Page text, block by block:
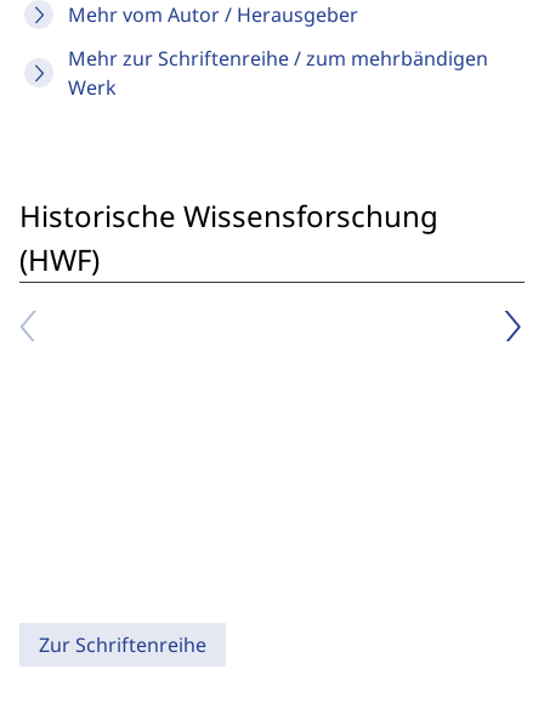
Mehr vom Autor / Herausgeber
Mehr zur Schriftenreihe / zum mehrbändigen
Werk
Historische Wissensforschung
(HWF)
Zur Schriftenreihe